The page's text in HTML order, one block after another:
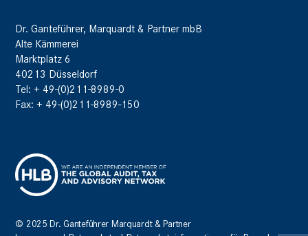
Dr. Ganteführer, Marquardt & Partner mbB
Alte Kämmerei
Marktplatz 6
40213 Düsseldorf
Tel: + 49-(0)211-8989-0
Fax: + 49-(0)211-8989-150
© 2025 Dr. Ganteführer Marquardt & Partner